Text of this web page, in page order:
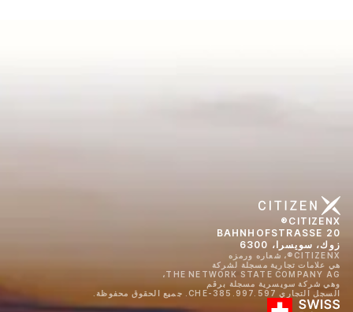
CITIZENX®
BAHNHOFSTRASSE 20
زوك، سويسرا، 6300
CITIZENX®، شعاره ورمزه
هي علامات تجارية مسجلة لشركة
THE NETWORK STATE COMPANY AG،
وهي شركة سويسرية مسجلة برقم
السجل التجاري CHE-385.997.597. جميع الحقوق محفوظة.